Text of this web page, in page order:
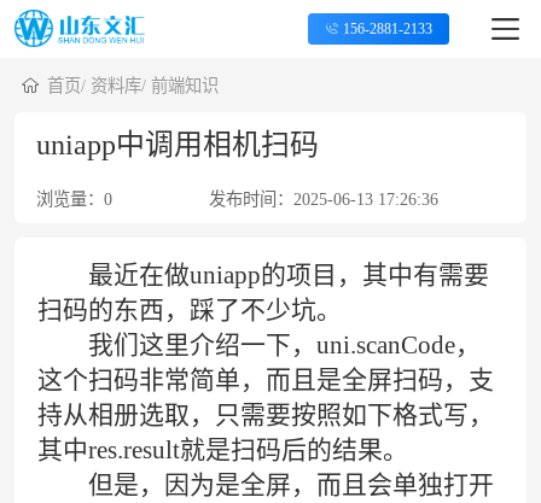
156-2881-2133
首页/ 资料库/ 前端知识
uniapp中调用相机扫码
浏览量： 0 发布时间： 2025-06-13 17:26:36
最近在做uniapp的项目，其中有需要
扫码的东西，踩了不少坑。
我们这里介绍一下，uni.scanCode，
这个扫码非常简单，而且是全屏扫码，支
持从相册选取，只需要按照如下格式写，
其中res.result就是扫码后的结果。
但是，因为是全屏，而且会单独打开